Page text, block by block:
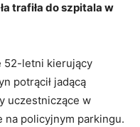
trafiła do szpitala w
52-letni kierujący
potrącił jadącą
uczestniczące w
na policyjnym parkingu.